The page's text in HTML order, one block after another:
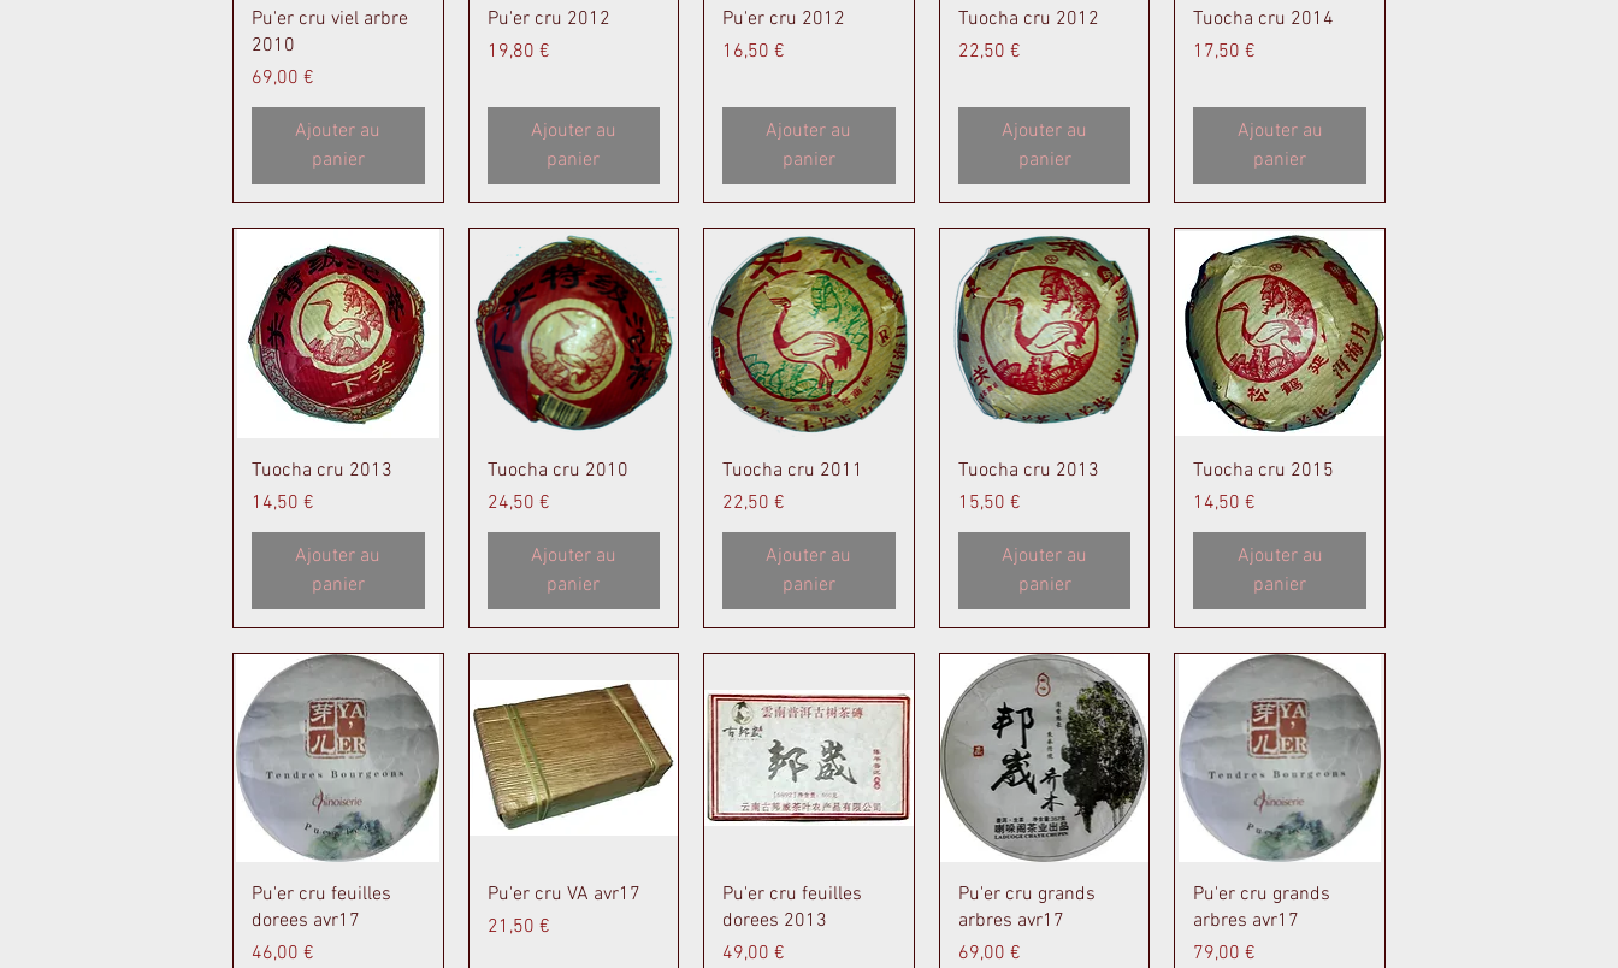
Aperçu rapide
Pu'er cru viel arbre
2010
Prix
69,00 €
Ajouter au
panier
Aperçu rapide
Pu'er cru 2012
Prix
19,80 €
Ajouter au
panier
Aperçu rapide
Pu'er cru 2012
Prix
16,50 €
Ajouter au
panier
Aperçu rapide
Tuocha cru 2012
Prix
22,50 €
Ajouter au
panier
Aperçu rapide
Tuocha cru 2014
Prix
17,50 €
Ajouter au
panier
Aperçu rapide
Tuocha cru 2013
Prix
14,50 €
Ajouter au
panier
Aperçu rapide
Tuocha cru 2010
Prix
24,50 €
Ajouter au
panier
Aperçu rapide
Tuocha cru 2011
Prix
22,50 €
Ajouter au
panier
Aperçu rapide
Tuocha cru 2013
Prix
15,50 €
Ajouter au
panier
Aperçu rapide
Tuocha cru 2015
Prix
14,50 €
Ajouter au
panier
Aperçu rapide
Pu'er cru feuilles
dorees avr17
Prix
46,00 €
Aperçu rapide
Pu'er cru VA avr17
Prix
21,50 €
Aperçu rapide
Pu'er cru feuilles
dorees 2013
Prix
49,00 €
Aperçu rapide
Pu'er cru grands
arbres avr17
Prix
69,00 €
Aperçu rapide
Pu'er cru grands
arbres avr17
Prix
79,00 €